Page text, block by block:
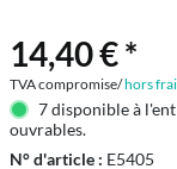
14,40 € *
TVA compromise/hors
7 disponible à
ouvrables.
N° d'article : E5405